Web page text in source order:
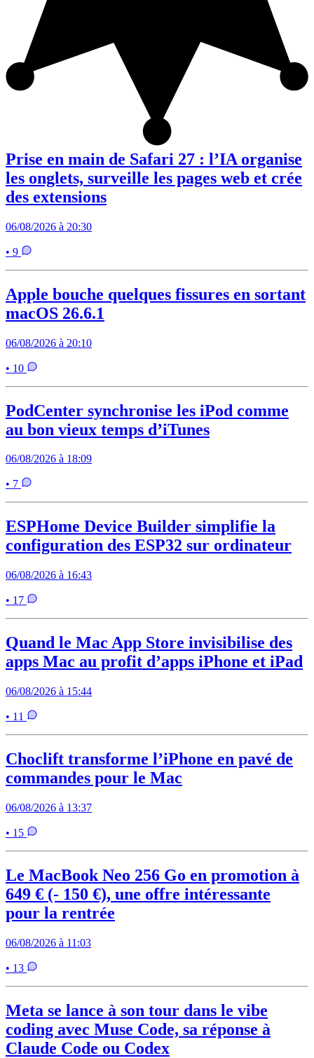
Prise en main de Safari 27 : l’IA organise
les onglets, surveille les pages web et crée
des extensions
06/08/2026 à 20:30
• 9
Apple bouche quelques fissures en sortant
macOS 26.6.1
06/08/2026 à 20:10
• 10
PodCenter synchronise les iPod comme
au bon vieux temps d’iTunes
06/08/2026 à 18:09
• 7
ESPHome Device Builder simplifie la
configuration des ESP32 sur ordinateur
06/08/2026 à 16:43
• 17
Quand le Mac App Store invisibilise des
apps Mac au profit d’apps iPhone et iPad
06/08/2026 à 15:44
• 11
Choclift transforme l’iPhone en pavé de
commandes pour le Mac
06/08/2026 à 13:37
• 15
Le MacBook Neo 256 Go en promotion à
649 € (- 150 €), une offre intéressante
pour la rentrée
06/08/2026 à 11:03
• 13
Meta se lance à son tour dans le vibe
coding avec Muse Code, sa réponse à
Claude Code ou Codex